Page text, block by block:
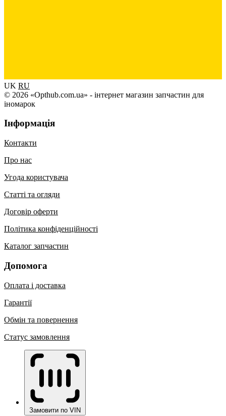
UK RU
© 2026 «Opthub.com.ua» - інтернет магазин запчастин для
іномарок
Інформація
Контакти
Про нас
Угода користувача
Статті та огляди
Договір оферти
Політика конфіденційності
Каталог запчастин
Допомога
Оплата і доставка
Гарантії
Обмін та повернення
Статус замовлення
Замовити по VIN